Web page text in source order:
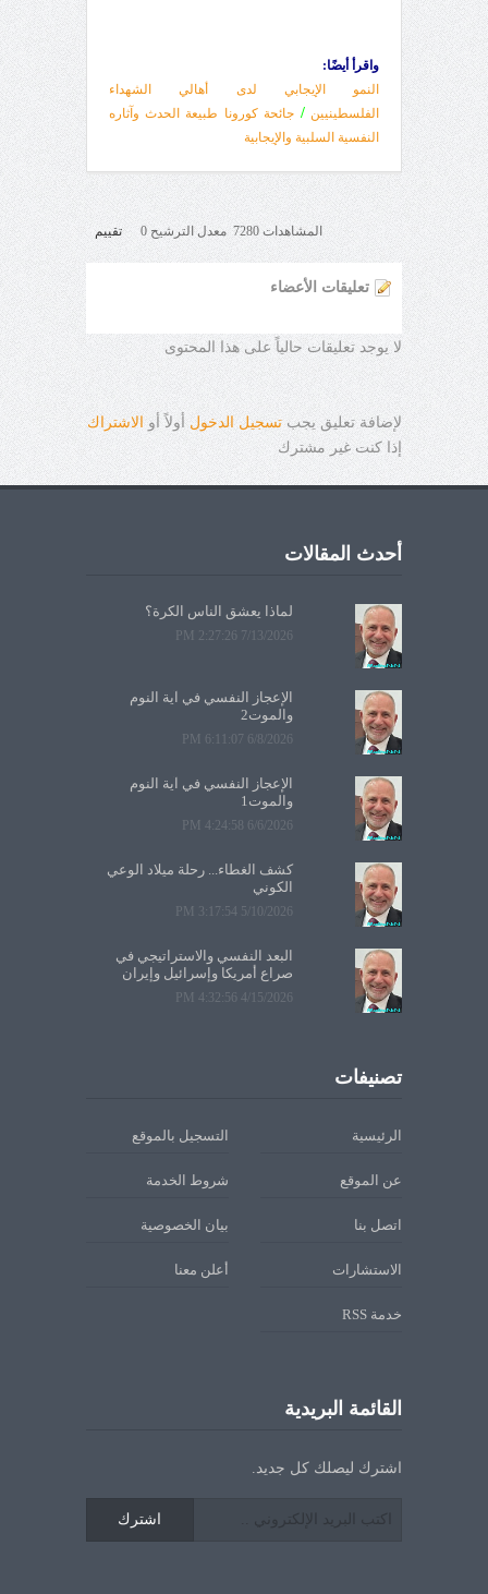
واقرأ أيضًا:
النمو الإيجابي لدى أهالي الشهداء
الفلسطينيين /جائحة كورونا طبيعة الحدث وآثاره
النفسية السلبية والإيجابية
المشاهدات 7280 معدل الترشيح 0 تقييم
تعليقات الأعضاء
لا يوجد تعليقات حالياً على هذا المحتوى
لإضافة تعليق يجبتسجيل الدخول أولاً أو الاشتراك
إذا كنت غير مشترك
أحدث المقالات
لماذا يعشق الناس الكرة؟
7/13/2026 2:27:26 PM
الإعجاز النفسي في آية النوم
والموت2
6/8/2026 6:11:07 PM
الإعجاز النفسي في آية النوم
والموت1
6/6/2026 4:24:58 PM
كشف الغطاء... رحلة ميلاد الوعي
الكوني
5/10/2026 3:17:54 PM
البعد النفسي والاستراتيجي في
صراع أمريكا وإسرائيل وإيران
4/15/2026 4:32:56 PM
تصنيفات
الرئيسية التسجيل بالموقع
عن الموقع شروط الخدمة
اتصل بنا بيان الخصوصية
الاستشارات أعلن معنا
خدمة RSS
القائمة البريدية
اشترك ليصلك كل جديد.
اشترك